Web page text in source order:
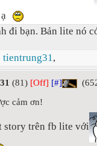
đi bạn. Bản lite nó
tientrung31,
(81) [Off] [#]
cảm ơn!
story trên fb lite với